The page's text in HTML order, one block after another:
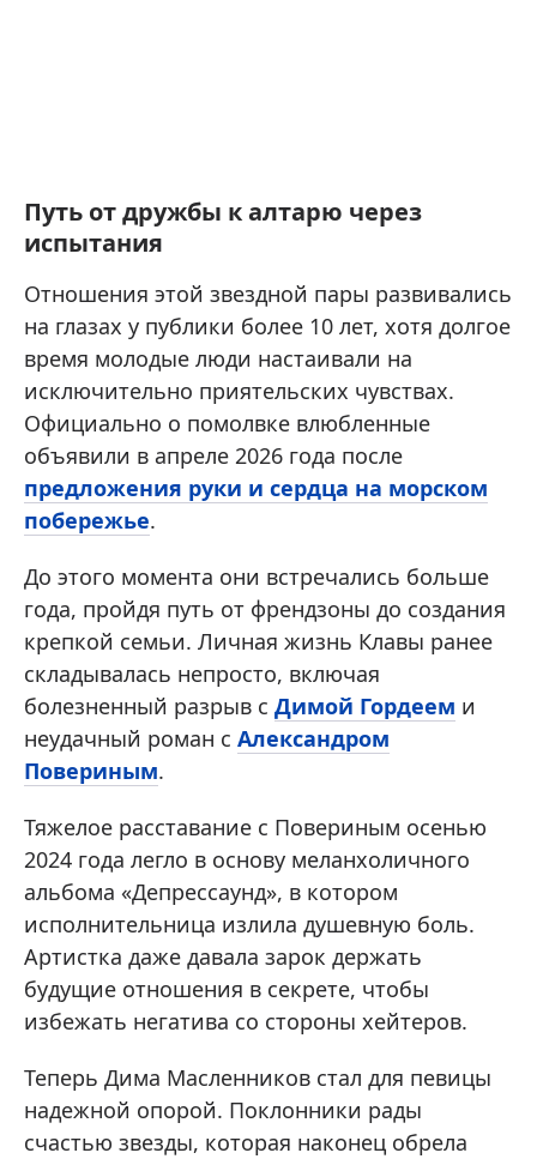
Путь от дружбы к алтарю через
испытания
Отношения этой звездной пары развивались
на глазах у публики более 10 лет, хотя долгое
время молодые люди настаивали на
исключительно приятельских чувствах.
Официально о помолвке влюбленные
объявили в апреле 2026 года после
предложения руки и сердца на морском
побережье.
До этого момента они встречались больше
года, пройдя путь от френдзоны до создания
крепкой семьи. Личная жизнь Клавы ранее
складывалась непросто, включая
болезненный разрыв с Димой Гордеем и
неудачный роман с Александром
Повериным.
Тяжелое расставание с Повериным осенью
2024 года легло в основу меланхоличного
альбома «Депрессаунд», в котором
исполнительница излила душевную боль.
Артистка даже давала зарок держать
будущие отношения в секрете, чтобы
избежать негатива со стороны хейтеров.
Теперь Дима Масленников стал для певицы
надежной опорой. Поклонники рады
счастью звезды, которая наконец обрела